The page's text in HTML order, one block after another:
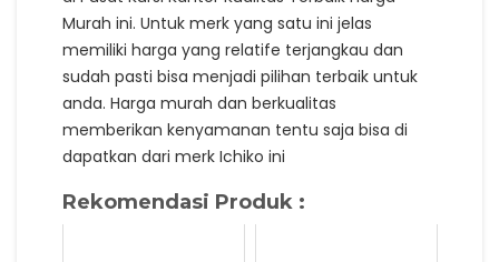
Murah ini. Untuk merk yang satu ini jelas
memiliki harga yang relatife terjangkau dan
sudah pasti bisa menjadi pilihan terbaik untuk
anda. Harga murah dan berkualitas
memberikan kenyamanan tentu saja bisa di
dapatkan dari merk Ichiko ini
Rekomendasi Produk :